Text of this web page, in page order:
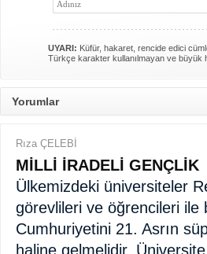
UYARI: Küfür, hakaret, rencide edici
Türkçe karakter kullanılmayan ve büyük
Yorumlar
Rıza ÇELEBİ
MİLLİ İRADELİ GENÇLİK
Ülkemizdeki üniversiteler
görevlileri ve öğrencileri
Cumhuriyetini 21. Asrın
haline gelmelidir.